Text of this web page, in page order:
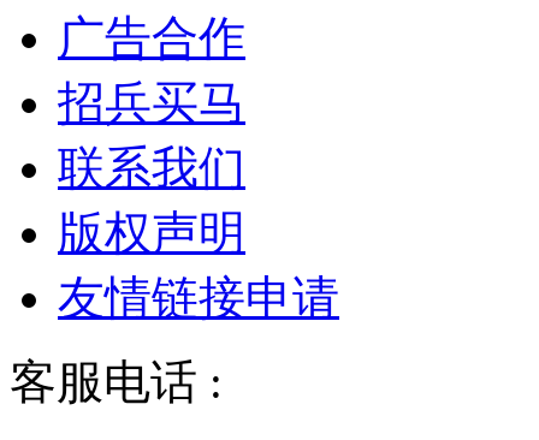
广告合作
招兵买马
联系我们
版权声明
友情链接申请
客服电话 :